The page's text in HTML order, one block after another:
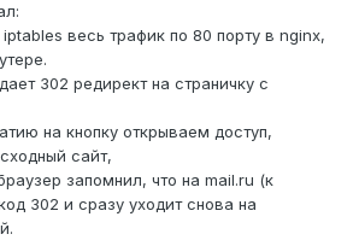
весь трафик по 80 порту в nginx,
302 редирект на страничку с
на кнопку открываем доступ,
сайт,
запомнил, что на mail.ru (к
302 и сразу уходит снова на